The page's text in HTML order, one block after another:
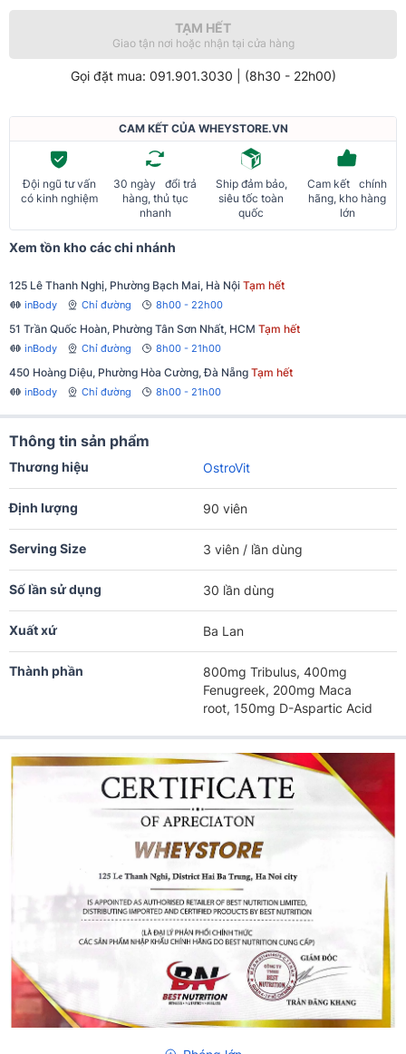
TẠM HẾT
Giao tận nơi hoặc nhận tại cửa hàng
Gọi đặt mua: 091.901.3030 | (8h30 - 22h00)
CAM KẾT CỦA WHEYSTORE.VN
Đội ngũ tư vấn
có kinh nghiệm
30 ngày đổi trả
hàng, thủ tục
nhanh
Ship đảm bảo,
siêu tốc toàn
quốc
Cam kết chính
hãng, kho hàng
lớn
Xem tồn kho các chi nhánh
125 Lê Thanh Nghị, Phường Bạch Mai, Hà Nội Tạm hết
inBody Chỉ đường 8h00 - 22h00
51 Trần Quốc Hoàn, Phường Tân Sơn Nhất, HCM Tạm hết
inBody Chỉ đường 8h00 - 21h00
450 Hoàng Diệu, Phường Hòa Cường, Đà Nẵng Tạm hết
inBody Chỉ đường 8h00 - 21h00
Thông tin sản phẩm
Thương hiệu OstroVit
Định lượng 90 viên
Serving Size 3 viên / lần dùng
Số lần sử dụng 30 lần dùng
Xuất xứ Ba Lan
Thành phần
800mg Tribulus, 400mg
Fenugreek, 200mg Maca
root, 150mg D-Aspartic Acid